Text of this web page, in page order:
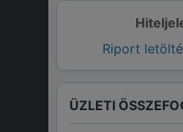
Riport
ÜZLETI